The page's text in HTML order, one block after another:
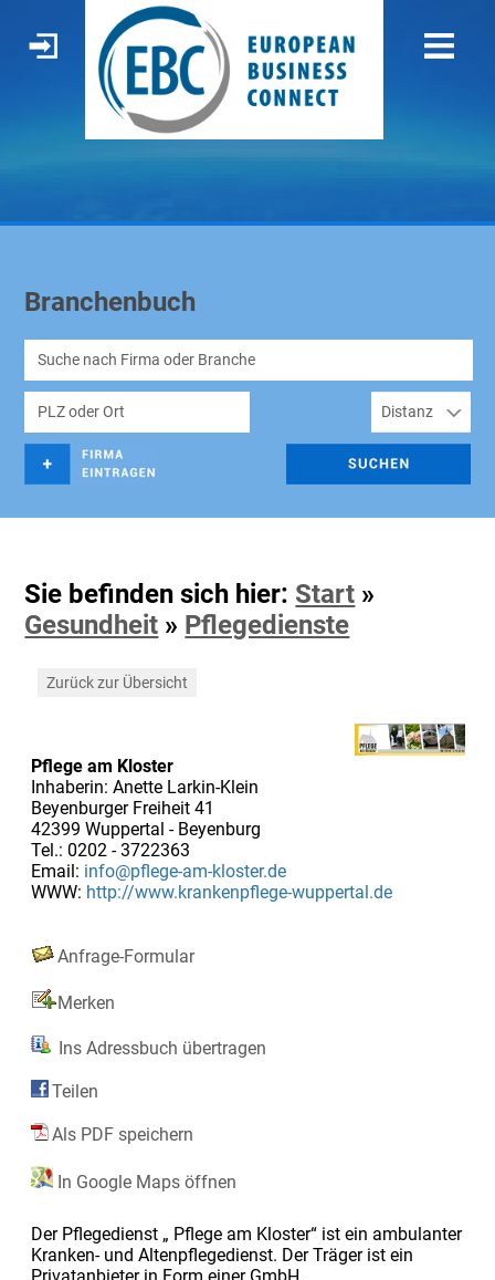
Branchenbuch
Sie befinden sich hier: Start »
Gesundheit » Pflegedienste
Zurück zur Übersicht
Pflege am Kloster
Inhaberin: Anette Larkin-Klein
Beyenburger Freiheit 41
42399 Wuppertal - Beyenburg
Tel.: 0202 - 3722363
Email: info@pflege-am-kloster.de
WWW: http://www.krankenpflege-wuppertal.de
Anfrage-Formular
Merken
Ins Adressbuch übertragen
Teilen
Als PDF speichern
In Google Maps öffnen
Der Pflegedienst „ Pflege am Kloster“ ist ein ambulanter
Kranken- und Altenpflegedienst. Der Träger ist ein
Privatanbieter in Form einer GmbH.